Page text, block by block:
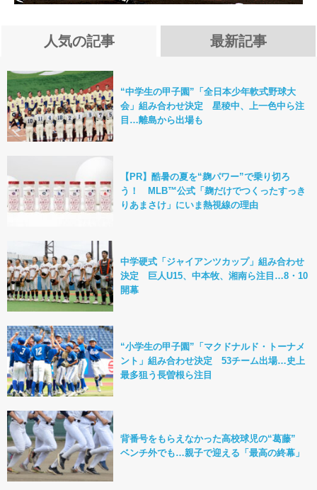
人気の記事 最新記事
“中学生の甲子園”「全日本少年軟式野球大
会」組み合わせ決定 星稜中、上一色中ら注
目…離島から出場も
【PR】酷暑の夏を“麹パワー”で乗り切ろ
う！ MLB™公式「麹だけでつくったすっき
りあまさけ」にいま熱視線の理由
中学硬式「ジャイアンツカップ」組み合わせ
決定 巨人U15、中本牧、湘南ら注目…8・10
開幕
“小学生の甲子園”「マクドナルド・トーナメ
ント」組み合わせ決定 53チーム出場…史上
最多狙う長曽根ら注目
背番号をもらえなかった高校球児の“葛藤”
ベンチ外でも…親子で迎える「最高の終幕」